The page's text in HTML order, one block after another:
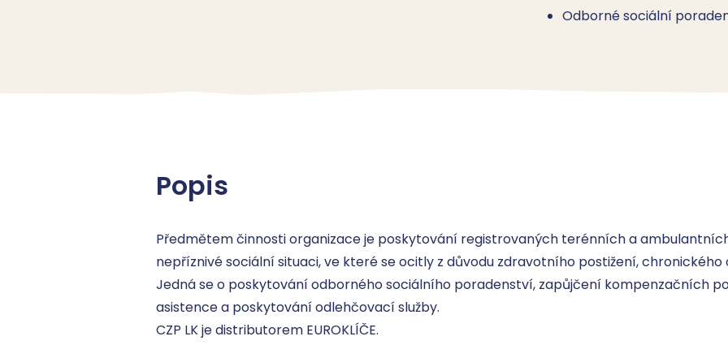
Odborné sociální
Popis
Předmětem činnosti organizace je poskytování registrovaných terénních a
nepříznivé sociální situaci, ve které se ocitly z důvodu zdravotního postižení,
Jedná se o poskytování odborného sociálního poradenství, zapůjčení kompenzačních
asistence a poskytování odlehčovací služby.
CZP LK je distributorem EUROKLÍČE.